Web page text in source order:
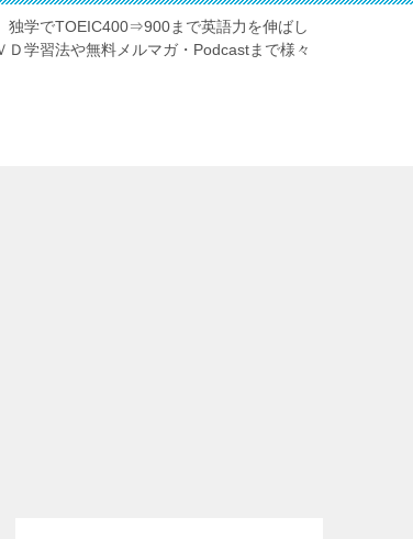
独学でTOEIC400⇒900まで英語力を伸ばし
学習法や無料メルマガ・Podcastまで様々